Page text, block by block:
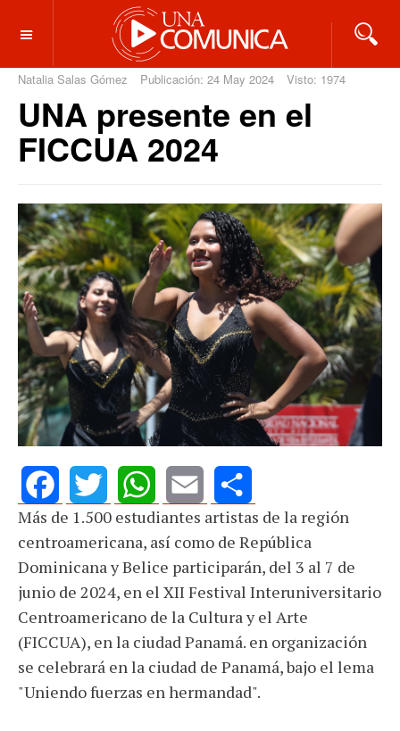
OFF CANVAS
Natalia Salas Gómez Publicación: 24 May 2024 Visto: 1974
UNA presente en el
FICCUA 2024
FacebookTwitterWhatsApp
Email Share
Más de 1.500 estudiantes artistas de la región
centroamericana, así como de República
Dominicana y Belice participarán, del 3 al 7 de
junio de 2024, en el XII Festival Interuniversitario
Centroamericano de la Cultura y el Arte
(FICCUA), en la ciudad Panamá. en organización
se celebrará en la ciudad de Panamá, bajo el lema
"Uniendo fuerzas en hermandad".